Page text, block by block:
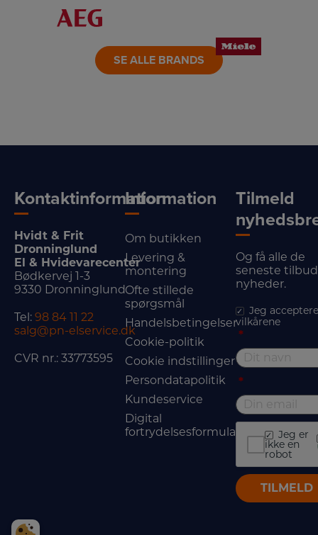
LINK
SE ALLE BRANDS
Kontaktinformation
Hvidt & Frit
Dronninglund
El & Hvidevarecenter
Bødkervej 1-3
9330 Dronninglund
Tel: 98 84 11 22
salg@pn-elservice.dk
CVR nr.: 33773595
Information
Om butikken
Levering &
montering
Ofte stillede
spørgsmål
Handelsbetingelser
Cookie-politik
Cookie indstillinger
Persondatapolitik
Kundeservice
Digital
fortrydelsesformular
Tilmeld
Og få alle de
seneste
nyheder.
Jeg
vilkårene
*
*
Jeg er
ikke en
robot